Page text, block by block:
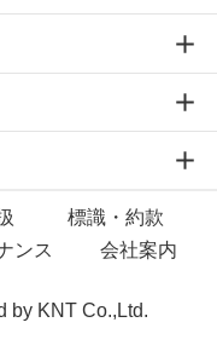
標識・約款
ンス 会社案内
by KNT Co.,Ltd.